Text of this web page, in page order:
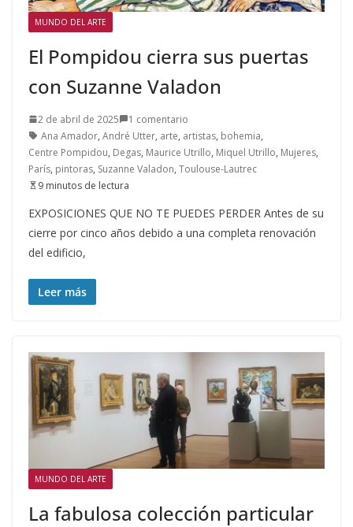
MUNDO DEL ARTE
El Pompidou cierra sus puertas
con Suzanne Valadon
2 de abril de 2025
1 comentario
Ana Amador, André Utter, arte, artistas, bohemia,
Centre Pompidou, Degas, Maurice Utrillo, Miquel Utrillo, Mujeres,
París, pintoras, Suzanne Valadon, Toulouse-Lautrec
9 minutos de lectura
EXPOSICIONES QUE NO TE PUEDES PERDER Antes de su
cierre por cinco años debido a una completa renovación
del edificio,
Leer más
MUNDO DEL ARTE
La fabulosa colección particular